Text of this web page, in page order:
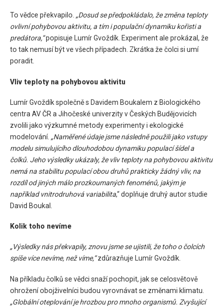
To vědce překvapilo. „Dosud se předpokládalo, že změna teploty
ovlivní pohybovou aktivitu, a tím i populační dynamiku kořisti a
predátora,“popisuje Lumír Gvoždík. Experiment ale prokázal, že
to tak nemusí být ve všech případech. Zkrátka že čolci si umí
poradit.
Vliv teploty na pohybovou aktivitu
Lumír Gvoždík společně s Davidem Boukalem z Biologického
centra AV ČR a Jihočeské univerzity v Českých Budějovicích
zvolili jako výzkumné metody experimenty i ekologické
modelování. „Naměřené údaje jsme následně použili jako vstupy
modelu simulujícího dlouhodobou dynamiku populací šídel a
čolků. Jeho výsledky ukázaly, že vliv teploty na pohybovou aktivitu
nemá na stabilitu populací obou druhů prakticky žádný vliv, na
rozdíl od jiných málo prozkoumaných fenoménů, jakým je
například vnitrodruhová variabilita,“ doplňuje druhý autor studie
David Boukal.
Kolik toho nevíme
„Výsledky nás překvapily, znovu jsme se ujistili, že toho o čolcích
spíše více nevíme, než víme,“zdůrazňuje Lumír Gvoždík.
Na příkladu čolků se vědci snaží pochopit, jak se celosvětově
ohrožení obojživelníci budou vyrovnávat se změnami klimatu.
„Globální oteplování je hrozbou pro mnoho organismů. Zvyšující